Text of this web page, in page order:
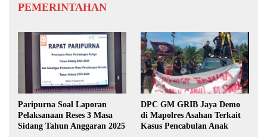
PEMERINTAHAN
Paripurna Soal Laporan
Pelaksanaan Reses 3 Masa
Sidang Tahun Anggaran 2025
DPC GM GRIB Jaya Demo
di Mapolres Asahan Terkait
Kasus Pencabulan Anak